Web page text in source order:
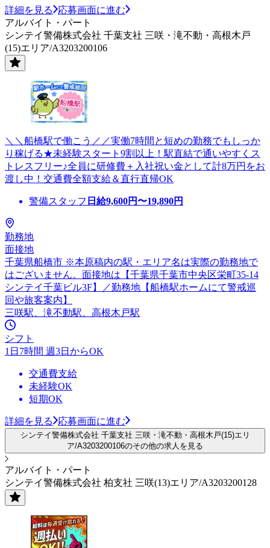
詳細を見る
応募画面に進む
アルバイト・パート
シンテイ警備株式会社 千葉支社 三咲・滝不動・高根木戸
(15)エリア/A3203200106
＼＼船橋駅で働こう／／実働7時間と短めの勤務でもしっか
り稼げる★未経験スタート9割以上！駅直結で通いやすくス
トレスフリー♪全員に研修費＋入社祝い金として計8万円をお
渡し中！交通費全額支給＆直行直帰OK
警備スタッフ 日給9,600円〜19,890円
勤務地
面接地
千葉県船橋市 ※本原稿内の駅・エリア名は実際の勤務地で
はございません。面接地は【千葉県千葉市中央区栄町35-14
シンテイ千葉ビル3F】／勤務地【船橋駅ホームにて警戒巡
回や旅客案内】
三咲駅、滝不動駅、高根木戸駅
シフト
1日7時間 週3日からOK
交通費支給
未経験OK
短期OK
詳細を見る 応募画面に進む
シンテイ警備株式会社 千葉支社 三咲・滝不動・高根木戸(15)エリ
ア/A3203200106のその他の求人を見る
アルバイト・パート
シンテイ警備株式会社 柏支社 三咲(13)エリア/A3203200128